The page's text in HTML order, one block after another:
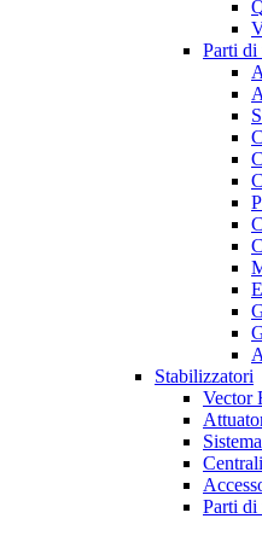
Parti di
Stabilizzatori
Vector
Parti di